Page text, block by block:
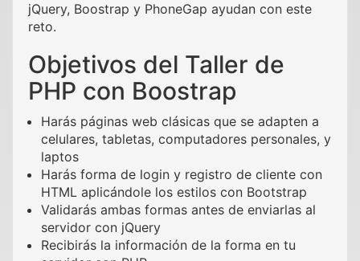
jQuery, Boostrap y PhoneGap ayudan con este
reto.
Objetivos del Taller de
PHP con Boostrap
Harás páginas web clásicas que se adapten a
celulares, tabletas, computadores personales, y
laptos
Harás forma de login y registro de cliente con
HTML aplicándole los estilos con Bootstrap
Validarás ambas formas antes de enviarlas al
servidor con jQuery
Recibirás la información de la forma en tu